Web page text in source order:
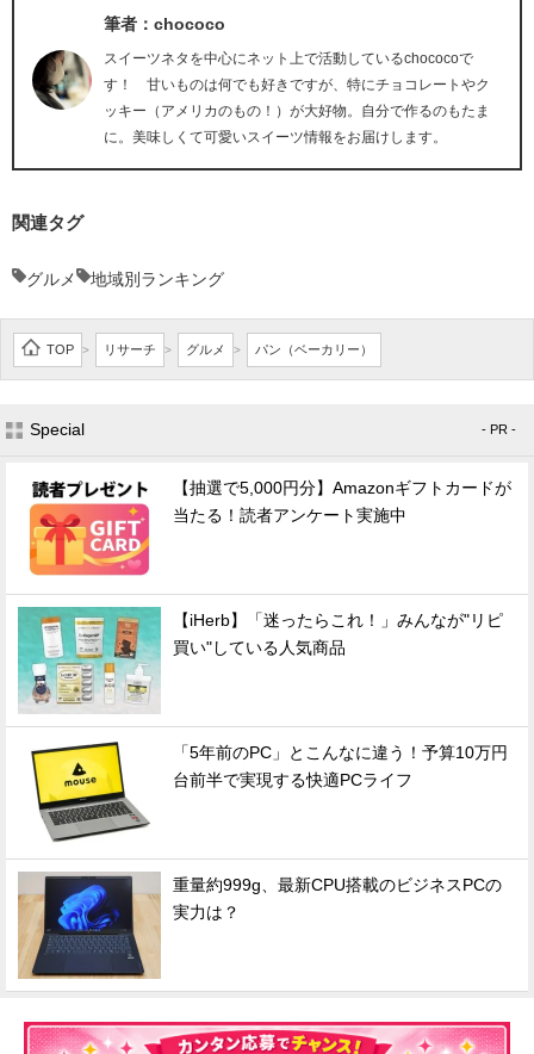
筆者：chococo
スイーツネタを中心にネット上で活動しているchococoで
す！ 甘いものは何でも好きですが、特にチョコレートやク
ッキー（アメリカのもの！）が大好物。自分で作るのもたま
に。美味しくて可愛いスイーツ情報をお届けします。
関連タグ
グルメ 地域別ランキング
TOP > リサーチ > グルメ > パン（ベーカリー）
Special - PR -
【抽選で5,000円分】Amazonギフトカードが
当たる！読者アンケート実施中
【iHerb】「迷ったらこれ！」みんなが"リピ
買い"している人気商品
「5年前のPC」とこんなに違う！予算10万円
台前半で実現する快適PCライフ
重量約999g、最新CPU搭載のビジネスPCの
実力は？